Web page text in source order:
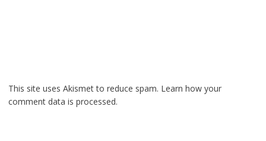
This site uses Akismet to reduce spam. Learn how your
comment data is processed.